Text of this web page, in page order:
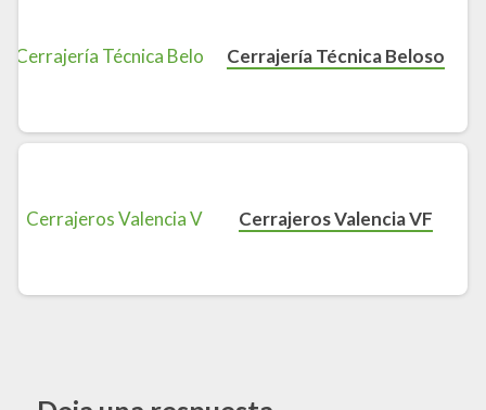
Cerrajería Técnica Beloso
Cerrajeros Valencia VF